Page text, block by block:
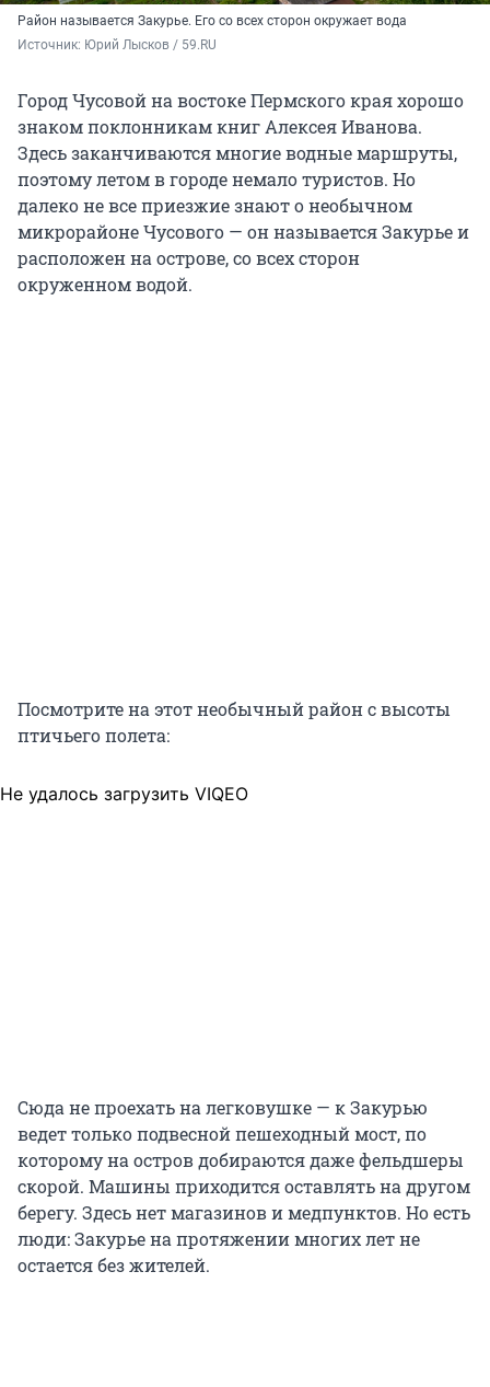
Район называется Закурье. Его со всех сторон окружает вода
Источник: Юрий Лысков / 59.RU
Город Чусовой на востоке Пермского края хорошо
знаком поклонникам книг Алексея Иванова.
Здесь заканчиваются многие водные маршруты,
поэтому летом в городе немало туристов. Но
далеко не все приезжие знают о необычном
микрорайоне Чусового — он называется Закурье и
расположен на острове, со всех сторон
окруженном водой.
Посмотрите на этот необычный район с высоты
птичьего полета:
Не удалось загрузить VIQEO
Сюда не проехать на легковушке — к Закурью
ведет только подвесной пешеходный мост, по
которому на остров добираются даже фельдшеры
скорой. Машины приходится оставлять на другом
берегу. Здесь нет магазинов и медпунктов. Но есть
люди: Закурье на протяжении многих лет не
остается без жителей.